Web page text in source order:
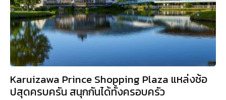
Karuizawa Prince Shopping Plaza แหล่งช้อ
ปสุดครบครัน สนุกกันได้ทั้งครอบครัว